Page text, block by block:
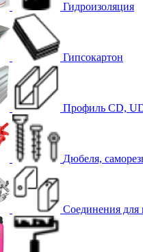
Гидроизоляция
Гипсокартон
Профиль CD,
Дюбеля,
Соединения для